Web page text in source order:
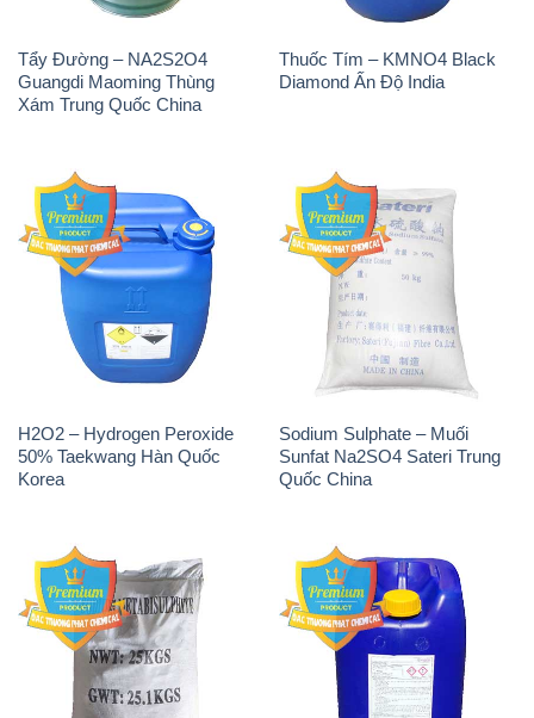
Tẩy Đường – NA2S2O4
Guangdi Maoming Thùng
Xám Trung Quốc China
Thuốc Tím – KMNO4 Black
Diamond Ấn Độ India
H2O2 – Hydrogen Peroxide
50% Taekwang Hàn Quốc
Korea
Sodium Sulphate – Muối
Sunfat Na2SO4 Sateri Trung
Quốc China